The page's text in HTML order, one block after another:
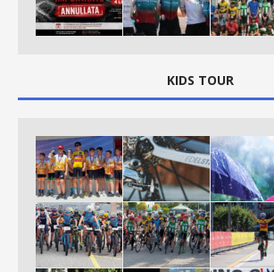
KIDS TOUR